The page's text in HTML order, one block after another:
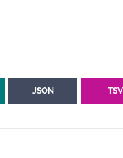
JSON TSV